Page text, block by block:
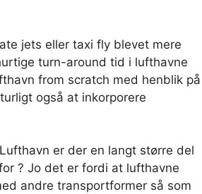
jets eller taxi fly blevet mere
turn-around tid i lufthavne
from scratch med henblik på
også at inkorporere
er der en langt større del
? Jo det er fordi at lufthavne
andre transportformer så som